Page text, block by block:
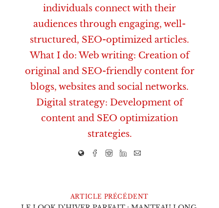
individuals connect with their
audiences through engaging, well-
structured, SEO-optimized articles.
What I do: Web writing: Creation of
original and SEO-friendly content for
blogs, websites and social networks.
Digital strategy: Development of
content and SEO optimization
strategies.
ARTICLE PRÉCÉDENT